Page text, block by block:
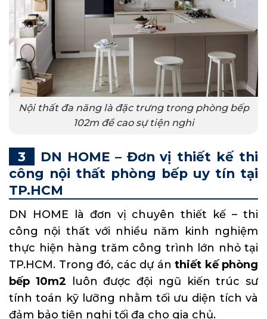
Nội thất đa năng là đặc trưng trong phòng bếp
102m đề cao sự tiện nghi
DN HOME – Đơn vị thiết kế thi
công nội thất phòng bếp uy tín tại
TP.HCM
DN HOME là đơn vị chuyên thiết kế – thi
công nội thất với nhiều năm kinh nghiệm
thực hiện hàng trăm công trình lớn nhỏ tại
TP.HCM. Trong đó, các dự án thiết kế phòng
bếp 10m2 luôn được đội ngũ kiến trúc sư
tính toán kỹ lưỡng nhằm tối ưu diện tích và
đảm bảo tiện nghi tối đa cho gia chủ.